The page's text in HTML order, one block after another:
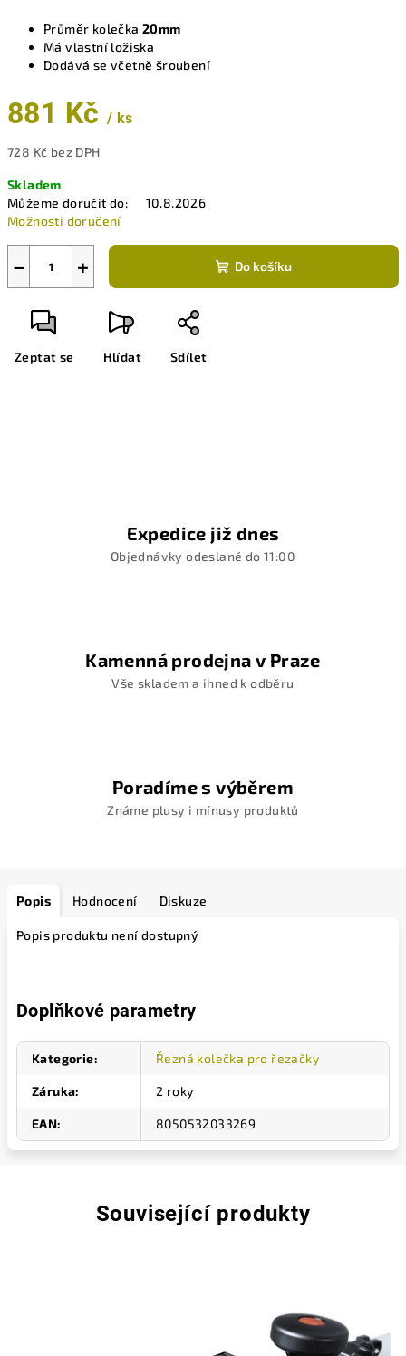
Průměr kolečka 20mm
Má vlastní ložiska
Dodává se včetně šroubení
881 Kč / ks
728 Kč bez DPH
cena:
Skladem
Můžeme doručit do:
10.8.2026
Možnosti doručení
+
− Do košíku
Zeptat se Hlídat Sdílet
Expedice již dnes
Objednávky odeslané do 11:00
Kamenná prodejna v Praze
Vše skladem a ihned k odběru
Poradíme s výběrem
Známe plusy i mínusy produktů
Popis Hodnocení Diskuze
Popis produktu není dostupný
Doplňkové parametry
Kategorie: Řezná kolečka pro řezačky
Záruka: 2 roky
EAN: 8050532033269
Související produkty